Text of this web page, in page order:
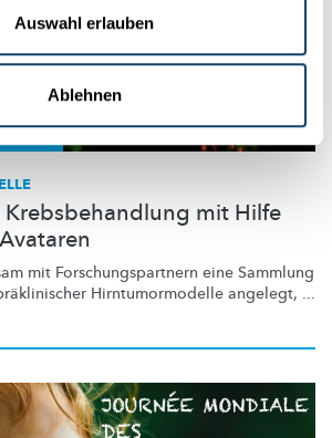
Auswahl erlauben
Ablehnen
Krebsbehandlung mit Hilfe
mit Forschungspartnern eine Sammlung
Hirntumormodelle angelegt, ...